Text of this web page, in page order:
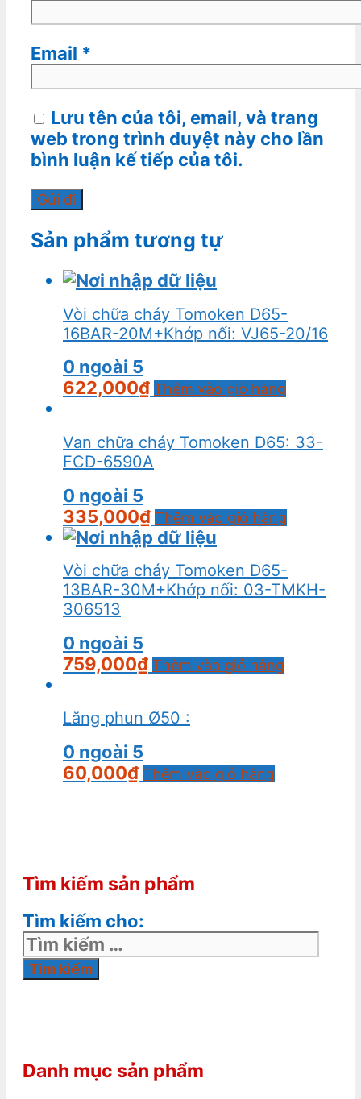
Email *
Lưu tên của tôi, email, và trang
web trong trình duyệt này cho lần
bình luận kế tiếp của tôi.
Sản phẩm tương tự
Vòi chữa cháy Tomoken D65-
16BAR-20M+Khớp nối: VJ65-20/16
0 ngoài 5
622,000₫ Thêm vào giỏ hàng
Van chữa cháy Tomoken D65: 33-
FCD-6590A
0 ngoài 5
335,000₫ Thêm vào giỏ hàng
Vòi chữa cháy Tomoken D65-
13BAR-30M+Khớp nối: 03-TMKH-
306513
0 ngoài 5
759,000₫ Thêm vào giỏ hàng
Lăng phun Ø50 :
0 ngoài 5
60,000₫ Thêm vào giỏ hàng
Tìm kiếm sản phẩm
Tìm kiếm cho:
Danh mục sản phẩm